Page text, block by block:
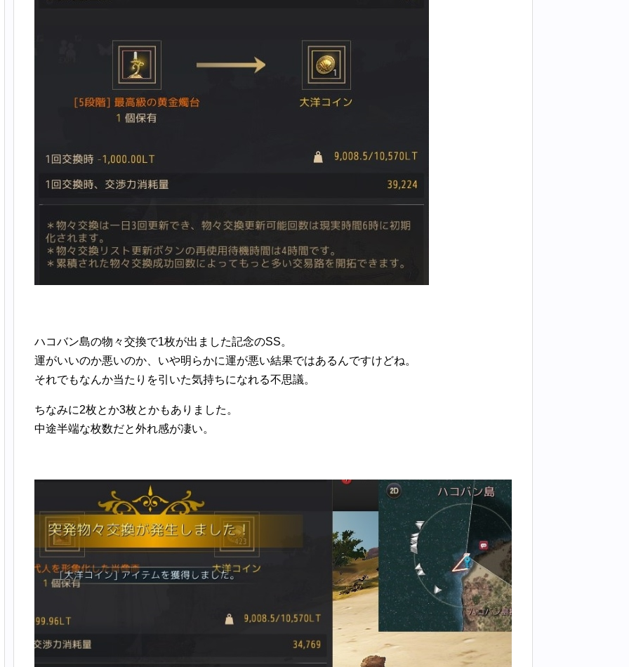
ハコバン島の物々交換で1枚が出ました記念のSS。
運がいいのか悪いのか、いや明らかに運が悪い結果ではあるんですけどね。
それでもなんか当たりを引いた気持ちになれる不思議。
ちなみに2枚とか3枚とかもありました。
中途半端な枚数だと外れ感が凄い。